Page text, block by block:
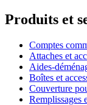
Produits et
Comptes
Attaches et
Aides-
Boîtes et
Couverture
Remplissages